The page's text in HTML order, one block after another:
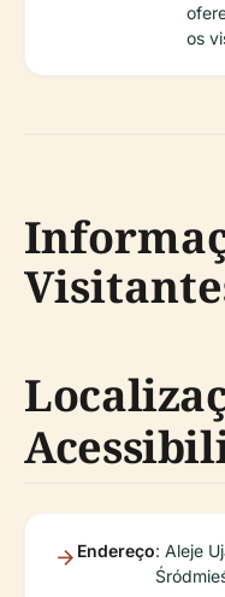
os
Endereço: Aleje